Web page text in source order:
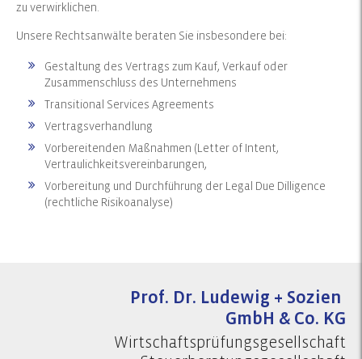
zu verwirklichen.
Unsere Rechtsanwälte beraten Sie insbesondere bei:
Gestaltung des Vertrags zum Kauf, Verkauf oder
Zusammenschluss des Unternehmens
Transitional Services Agreements
Vertragsverhandlung
Vorbereitenden Maßnahmen (Letter of Intent,
Vertraulichkeitsvereinbarungen,
Vorbereitung und Durchführung der Legal Due Dilligence
(rechtliche Risikoanalyse)
Prof. Dr. Ludewig + Sozien
GmbH & Co. KG
Wirtschaftsprüfungsgesellschaft